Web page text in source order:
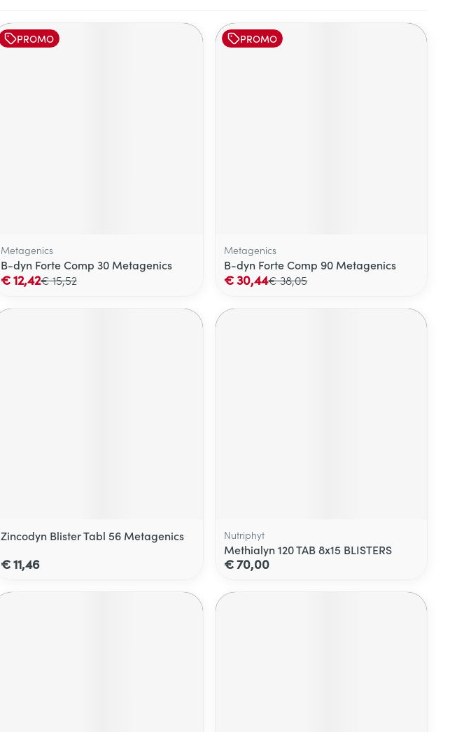
PROMO
Metagenics
B-dyn Forte Comp 30 Metagenics
€ 15,52
€ 12,42
PROMO
Metagenics
B-dyn Forte Comp 90 Metagenics
€ 38,05
€ 30,44
Zincodyn Blister Tabl 56 Metagenics
€ 11,46
Nutriphyt
Methialyn 120 TAB 8x15 BLISTERS
€ 70,00